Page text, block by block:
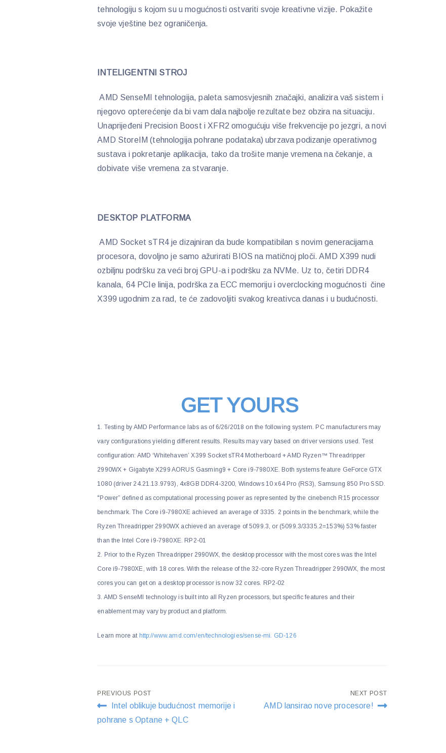
tehnologiju s kojom su u mogućnosti ostvariti svoje kreativne vizije. Pokažite
svoje vještine bez ograničenja.
INTELIGENTNI STROJ
AMD SenseMI tehnologija, paleta samosvjesnih značajki, analizira vaš sistem i
njegovo opterećenje da bi vam dala najbolje rezultate bez obzira na situaciju.
Unaprijeđeni Precision Boost i XFR2 omogućuju više frekvencije po jezgri, a novi
AMD StoreIM (tehnologija pohrane podataka) ubrzava podizanje operativnog
sustava i pokretanje aplikacija, tako da trošite manje vremena na čekanje, a
dobivate više vremena za stvaranje.
DESKTOP PLATFORMA
AMD Socket sTR4 je dizajniran da bude kompatibilan s novim generacijama
procesora, dovoljno je samo ažurirati BIOS na matičnoj ploči. AMD X399 nudi
ozbiljnu podršku za veći broj GPU-a i podršku za NVMe. Uz to, četiri DDR4
kanala, 64 PCIe linija, podrška za ECC memoriju i overclocking mogućnosti čine
X399 ugodnim za rad, te će zadovoljiti svakog kreativca danas i u budućnosti.
GET YOURS
1. Testing by AMD Performance labs as of 6/26/2018 on the following system. PC manufacturers may
vary configurations yielding different results. Results may vary based on driver versions used. Test
configuration: AMD ‘Whitehaven’ X399 Socket sTR4 Motherboard + AMD Ryzen™ Threadripper
2990WX + Gigabyte X299 AORUS Gasming9 + Core i9-7980XE. Both systems feature GeForce GTX
1080 (driver 24.21.13.9793), 4x8GB DDR4-3200, Windows 10 x64 Pro (RS3), Samsung 850 Pro SSD.
"Power” defined as computational processing power as represented by the cinebench R15 processor
benchmark. The Core i9-7980XE achieved an average of 3335. 2 points in the benchmark, while the
Ryzen Threadripper 2990WX achieved an average of 5099.3, or (5099.3/3335.2=153%) 53% faster
than the Intel Core i9-7980XE. RP2-01
2. Prior to the Ryzen Threadripper 2990WX, the desktop processor with the most cores was the Intel
Core i9-7980XE, with 18 cores. With the release of the 32-core Ryzen Threadripper 2990WX, the most
cores you can get on a desktop processor is now 32 cores. RP2-02
3. AMD SenseMI technology is built into all Ryzen processors, but specific features and their
enablement may vary by product and platform.
Learn more at http://www.amd.com/en/technologies/sense-mi. GD-126
Post
navigation
PREVIOUS POST
Intel oblikuje budućnost memorije i
pohrane s Optane + QLC
NEXT POST
AMD lansirao nove procesore!